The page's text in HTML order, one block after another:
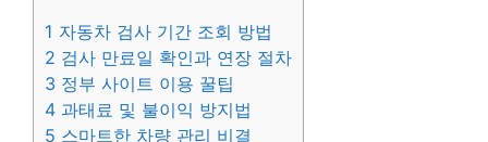
1 자동차 검사 기간 조회 방법
2 검사 만료일 확인과 연장 절차
3 정부 사이트 이용 꿀팁
4 과태료 및 불이익 방지법
5 스마트한 차량 관리 비결